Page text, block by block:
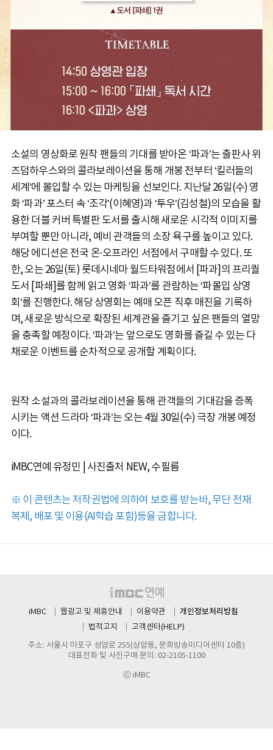
소설의 영상화로 원작 팬들의 기대를 받아온 ‘파과’는 출판사 위
즈덤하우스와의 콜라보레이션을 통해 개봉 전부터 ‘킬러들의
세계’에 몰입할 수 있는 마케팅을 선보인다. 지난달 26일(수) 영
화 ‘파과’ 포스터 속 ‘조각’(이혜영)과 ‘투우’(김성철)의 모습을 활
용한 더블 커버 특별판 도서를 출시해 새로운 시각적 이미지를
부여할 뿐만 아니라, 예비 관객들의 소장 욕구를 높이고 있다.
해당 에디션은 전국 온∙오프라인 서점에서 구매할 수 있다. 또
한, 오는 26일(토) 롯데시네마 월드타워점에서 [파과]의 프리퀄
도서 [파쇄]를 함께 읽고 영화 ‘파과’를 관람하는 ‘파몰입 상영
회’를 진행한다. 해당 상영회는 예매 오픈 직후 매진을 기록하
며, 새로운 방식으로 확장된 세계관을 즐기고 싶은 팬들의 열망
을 충족할 예정이다. ‘파과’는 앞으로도 영화를 즐길 수 있는 다
채로운 이벤트를 순차적으로 공개할 계획이다.
원작 소설과의 콜라보레이션을 통해 관객들의 기대감을 증폭
시키는 액션 드라마 ‘파과’는 오는 4월 30일(수) 극장 개봉 예정
이다.
iMBC연예 유정민 | 사진출처 NEW, 수필름
※ 이 콘텐츠는 저작권법에 의하여 보호를 받는바, 무단 전재
복제, 배포 및 이용(AI학습 포함)등을 금합니다.
iMBC 웹광고 및 제휴안내 이용약관 개인정보처리방침
법적고지
고객센터(HELP)
주소: 서울시 마포구 성암로 255(상암동, 문화방송미디어센터 10층)
대표전화 및 사진구매 문의: 02-2105-1100
ⓒ iMBC